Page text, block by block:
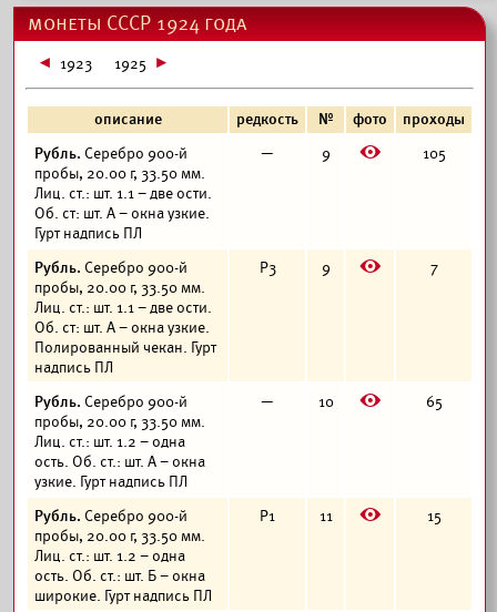
монеты СССР 1924 года
1923 1925
описание редкость № фото
проходы
Рубль. Серебро 900-й
пробы, 20.00 г, 33.50 мм.
Лиц. ст.: шт. 1.1 – две ости.
Об. ст: шт. А – окна узкие.
Гурт надпись ПЛ
— 9 E 105
Рубль. Серебро 900-й
пробы, 20.00 г, 33.50 мм.
Лиц. ст.: шт. 1.1 – две ости.
Об. ст: шт. А – окна узкие.
Полированный чекан. Гурт
надпись ПЛ
Р3 9 E 7
Рубль. Серебро 900-й
пробы, 20.00 г, 33.50 мм.
Лиц. ст.: шт. 1.2 – одна
ость. Об. ст.: шт. А – окна
узкие. Гурт надпись ПЛ
— 10 E 65
Рубль. Серебро 900-й
пробы, 20.00 г, 33.50 мм.
Лиц. ст.: шт. 1.2 – одна
ость. Об. ст.: шт. Б – окна
широкие. Гурт надпись ПЛ
Р1 11 E 15